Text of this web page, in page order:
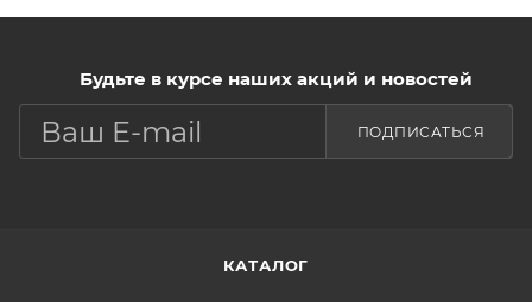
доказано, осветляют кожу, в результате чего цвет
Способ применения:
В качестве последнего шага обычного ухода за
кожей нанесите легкими массирующими
Будьте в курсе наших акций и новостей
ПОДПИСАТЬСЯ
КАТАЛОГ